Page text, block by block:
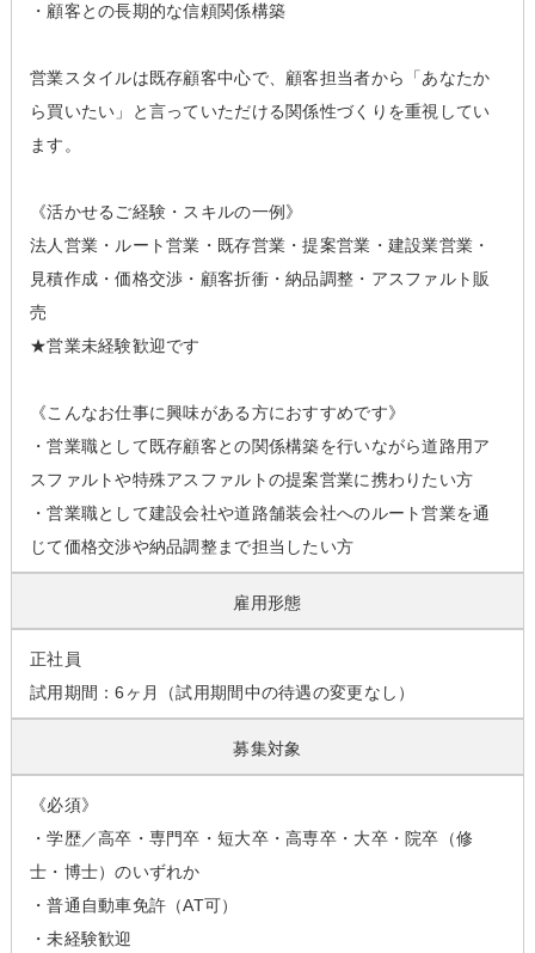
・顧客との長期的な信頼関係構築
営業スタイルは既存顧客中心で、顧客担当者から「あなたか
ら買いたい」と言っていただける関係性づくりを重視してい
ます。
《活かせるご経験・スキルの一例》
法人営業・ルート営業・既存営業・提案営業・建設業営業・
見積作成・価格交渉・顧客折衝・納品調整・アスファルト販
売
★営業未経験歓迎です
《こんなお仕事に興味がある方におすすめです》
・営業職として既存顧客との関係構築を行いながら道路用ア
スファルトや特殊アスファルトの提案営業に携わりたい方
・営業職として建設会社や道路舗装会社へのルート営業を通
じて価格交渉や納品調整まで担当したい方
雇用形態
正社員
試用期間：6ヶ月（試用期間中の待遇の変更なし）
募集対象
《必須》
・学歴／高卒・専門卒・短大卒・高専卒・大卒・院卒（修
士・博士）のいずれか
・普通自動車免許（AT可）
・未経験歓迎